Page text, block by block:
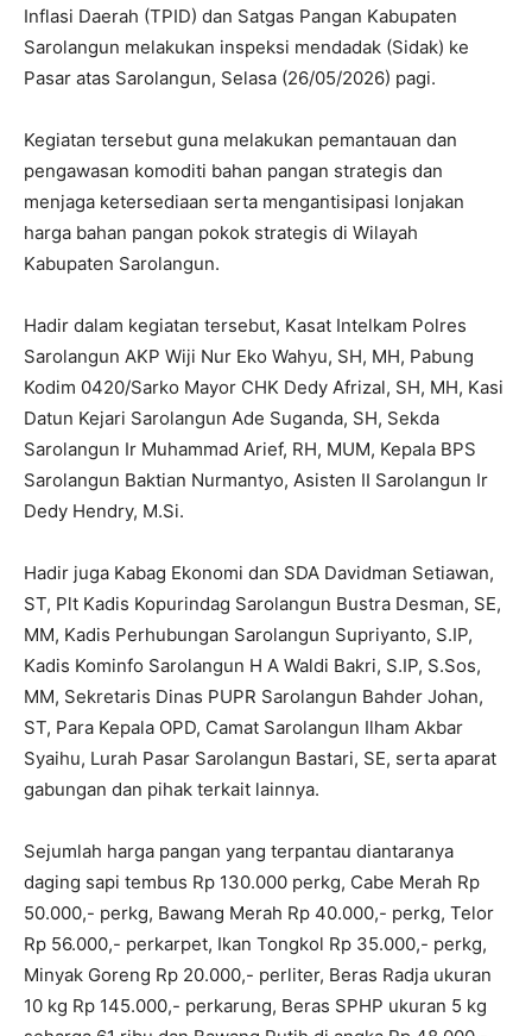
Inflasi Daerah (TPID) dan Satgas Pangan Kabupaten
Sarolangun melakukan inspeksi mendadak (Sidak) ke
Pasar atas Sarolangun, Selasa (26/05/2026) pagi.
Kegiatan tersebut guna melakukan pemantauan dan
pengawasan komoditi bahan pangan strategis dan
menjaga ketersediaan serta mengantisipasi lonjakan
harga bahan pangan pokok strategis di Wilayah
Kabupaten Sarolangun.
Hadir dalam kegiatan tersebut, Kasat Intelkam Polres
Sarolangun AKP Wiji Nur Eko Wahyu, SH, MH, Pabung
Kodim 0420/Sarko Mayor CHK Dedy Afrizal, SH, MH, Kasi
Datun Kejari Sarolangun Ade Suganda, SH, Sekda
Sarolangun Ir Muhammad Arief, RH, MUM, Kepala BPS
Sarolangun Baktian Nurmantyo, Asisten II Sarolangun Ir
Dedy Hendry, M.Si.
Hadir juga Kabag Ekonomi dan SDA Davidman Setiawan,
ST, Plt Kadis Kopurindag Sarolangun Bustra Desman, SE,
MM, Kadis Perhubungan Sarolangun Supriyanto, S.IP,
Kadis Kominfo Sarolangun H A Waldi Bakri, S.IP, S.Sos,
MM, Sekretaris Dinas PUPR Sarolangun Bahder Johan,
ST, Para Kepala OPD, Camat Sarolangun Ilham Akbar
Syaihu, Lurah Pasar Sarolangun Bastari, SE, serta aparat
gabungan dan pihak terkait lainnya.
Sejumlah harga pangan yang terpantau diantaranya
daging sapi tembus Rp 130.000 perkg, Cabe Merah Rp
50.000,- perkg, Bawang Merah Rp 40.000,- perkg, Telor
Rp 56.000,- perkarpet, Ikan Tongkol Rp 35.000,- perkg,
Minyak Goreng Rp 20.000,- perliter, Beras Radja ukuran
10 kg Rp 145.000,- perkarung, Beras SPHP ukuran 5 kg